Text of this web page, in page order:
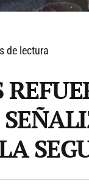
de lectura